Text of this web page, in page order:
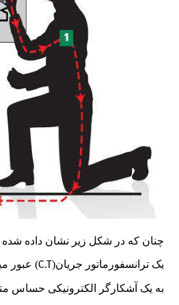
چنان که در شکل زیر نشان داده شده
یک ترانسفورماتور جریان(C.T) عبور
به یک آشکارگر الکترونیکی